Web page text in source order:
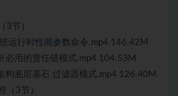
3节）
运行时性能参数命令.mp4 146.42M
必用的责任链模式.mp4 104.53M
构底层基石 过滤器模式.mp4 126.40M
（3节）